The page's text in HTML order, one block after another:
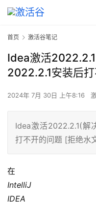
首页 激活谷笔记
Idea激活
2022.2.1安装后
2024年 7月 30日 上午8:16
Idea激活2022.2.1(解
打不开的问题 [拒绝水
在
IntelliJ
IDEA